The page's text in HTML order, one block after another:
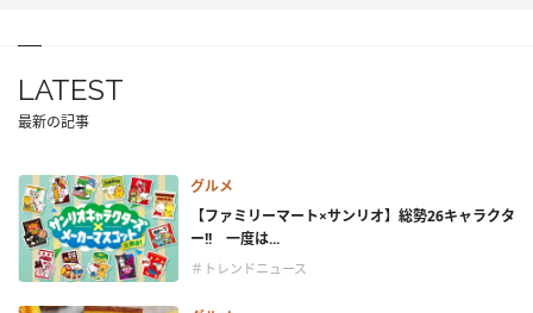
LATEST
最新の記事
グルメ
【ファミリーマート×サンリオ】総勢26キャラクタ
ー!! 一度は...
＃トレンドニュース